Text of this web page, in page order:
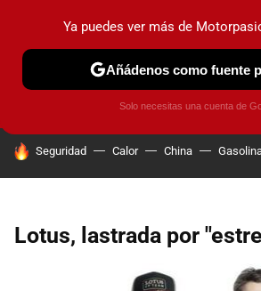
PRUEBAS COCHES ELÉCTRICOS
HOY SE HABLA DE
Seguridad Calor China
Lotus, lastrada por
Ya puedes ver más de
Añádenos como fuente
Solo necesitas una cuenta de